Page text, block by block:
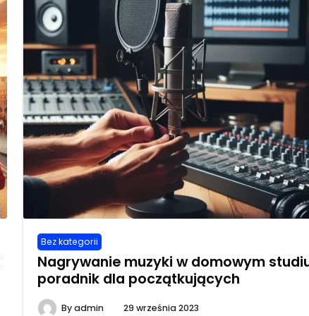
Bez kategorii
Nagrywanie muzyki w domowym
poradnik dla początkujących
Byadmin 29 września 2023